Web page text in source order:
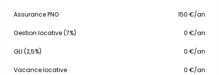
Assurance PNO 150 €/an
Gestion locative (7%) 0 €/an
GLI (2,5%) 0 €/an
Vacance locative 0 €/an